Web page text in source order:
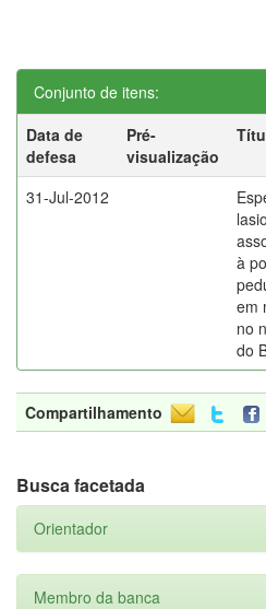
Conjunto de itens:
Data de
defesa
Pré-
visualização
31-Jul-2012
à
em
no
do
Compartilhamento
Busca facetada
Orientador
Membro da banca